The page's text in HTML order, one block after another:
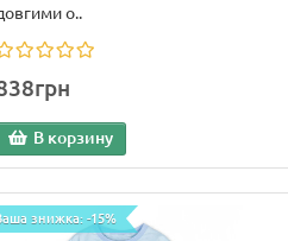
о..
В корзину
знижка: -15%